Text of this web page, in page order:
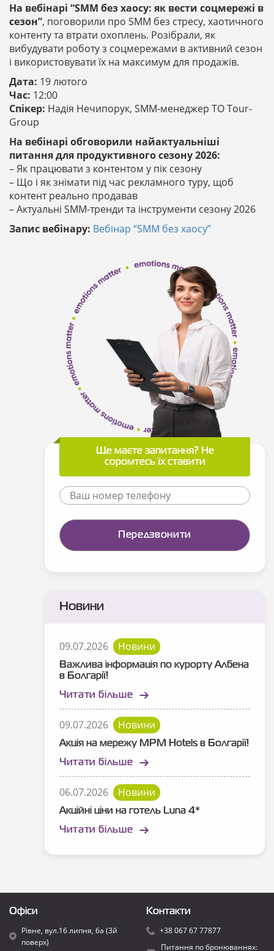
На вебінарі “SMM без хаосу: як вести соцмережі в
сезон”, поговорили про SMM без стресу, хаотичного
контенту та втрати охоплень. Розібрали, як
вибудувати роботу з соцмережами в активний сезон
і використовувати їх на максимум для продажів.
Дата: 19 лютого
Час: 12:00
Спікер: Надія Нечипорук, SMM-менеджер ТО Tour-
Group
На вебінарі обговорили найактуальніші
питання для продуктивного сезону 2026:
– Як працювати з контентом у пік сезону
– Що і як знімати під час рекламного туру, щоб
контент реально продавав
– Актуальні SMM-тренди та інструменти сезону 2026
Запис вебінару: Вебінар “SMM без хаосу”
Ще маєте запитання? Не
соромтесь їх ставити
Новини
09.07.2026 Новини
Важлива інформація по курорту Албена
в Болгарії!
Читати більше
09.07.2026 Новини
Акція на мережу MPM Hotels в Болгарії!
Читати більше
06.07.2026 Новини
Акційні ціни на готель Luna 4*
Читати більше
Офіси
Рівне, вул.16 липня, 6а (3й
поверх)
Контакти
+38 067 67 77877
Питання по бронюваннях: